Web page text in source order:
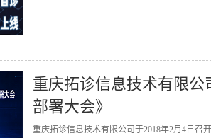
重庆拓诊信息技术有限公
部署大会》
重庆拓诊信息技术有限公司于2018年2月4日召